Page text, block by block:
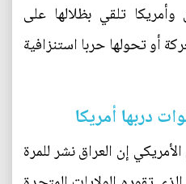
تلقي بظلالها على
أو تحولها حربا استنزافية
دربها أمريكا
إن العراق نشر للمرة